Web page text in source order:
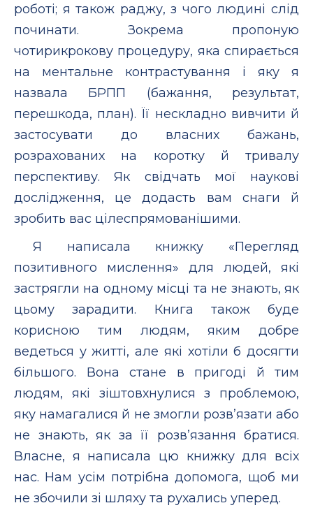
роботі; я також раджу, з чого людині слід
починати. Зокрема пропоную
чотирикрокову процедуру, яка спирається
на ментальне контрастування і яку я
назвала БРПП (бажання, результат,
перешкода, план). Її нескладно вивчити й
застосувати до власних бажань,
розрахованих на коротку й тривалу
перспективу. Як свідчать мої наукові
дослідження, це додасть вам снаги й
зробить вас цілеспрямованішими.
Я написала книжку «Перегляд
позитивного мислення» для людей, які
застрягли на одному місці та не знають, як
цьому зарадити. Книга також буде
корисною тим людям, яким добре
ведеться у житті, але які хотіли б досягти
більшого. Вона стане в пригоді й тим
людям, які зіштовхнулися з проблемою,
яку намагалися й не змогли розв’язати або
не знають, як за її розв’язання братися.
Власне, я написала цю книжку для всіх
нас. Нам усім потрібна допомога, щоб ми
не збочили зі шляху та рухались уперед.